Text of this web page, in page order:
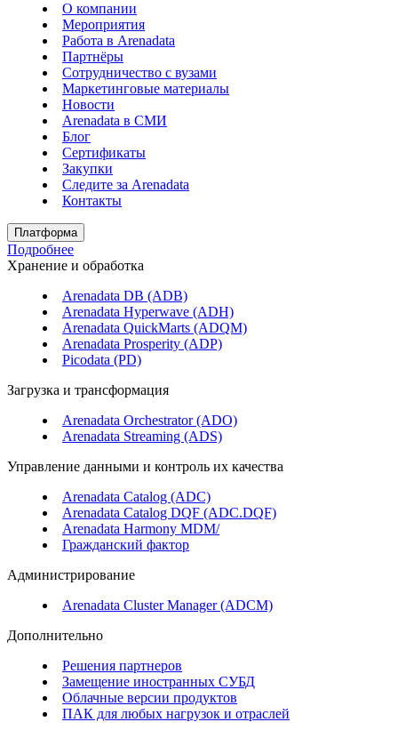
О компании
Мероприятия
Работа в Arenadata
Партнёры
Сотрудничество с вузами
Маркетинговые материалы
Новости
Arenadata в СМИ
Блог
Сертификаты
Закупки
Следите за Аrenadata
Контакты
Платформа
Подробнее
Хранение и обработка
Arenadata DB (ADB)
Arenadata Hyperwave (ADH)
Arenadata QuickMarts (ADQM)
Arenadata Prosperity (ADP)
Picodata (PD)
Загрузка и трансформация
Arenadata Orchestrator (ADO)
Arenadata Streaming (ADS)
Управление данными и контроль их качества
Arenadata Catalog (ADC)
Arenadata Catalog DQF (ADС.DQF)
Arenadata Harmony MDM/
Гражданский фактор
Администрирование
Arenadata Cluster Manager (ADCM)
Дополнительно
Решения партнеров
Замещение иностранных СУБД
Облачные версии продуктов
ПАК для любых нагрузок и отраслей